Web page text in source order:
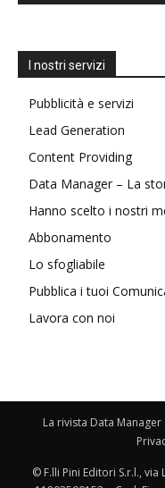
I nostri servizi
Pubblicità e servizi
Lead Generation
Content Providing
Data Manager – La
Hanno scelto i nostri
Abbonamento
Lo sfogliabile
Pubblica i tuoi
Lavora con noi
La rivista Data Manager
© F.lli Pini Editori S.r.l., via